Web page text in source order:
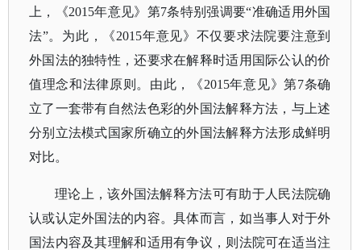
上，《2015年意见》第7条特别强调要“准确适用外国
法”。为此，《2015年意见》不仅要求法院要注意到
外国法的独特性，还要求在解释时适用国际公认的价
值理念和法律原则。由此，《2015年意见》第7条确
立了一套带有自然法色彩的外国法解释方法，与上述
分别立法模式国家所确立的外国法解释方法形成鲜明
对比。
理论上，该外国法解释方法可有助于人民法院确
认或认定外国法的内容。具体而言，如当事人对于外
国法内容及其理解和适用有争议，则法院可在适当注